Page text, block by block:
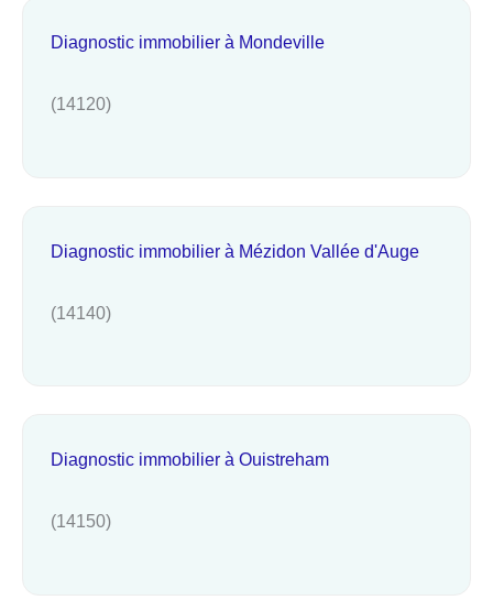
Diagnostic immobilier à Mondeville
(14120)
Diagnostic immobilier à Mézidon Vallée d'Auge
(14140)
Diagnostic immobilier à Ouistreham
(14150)